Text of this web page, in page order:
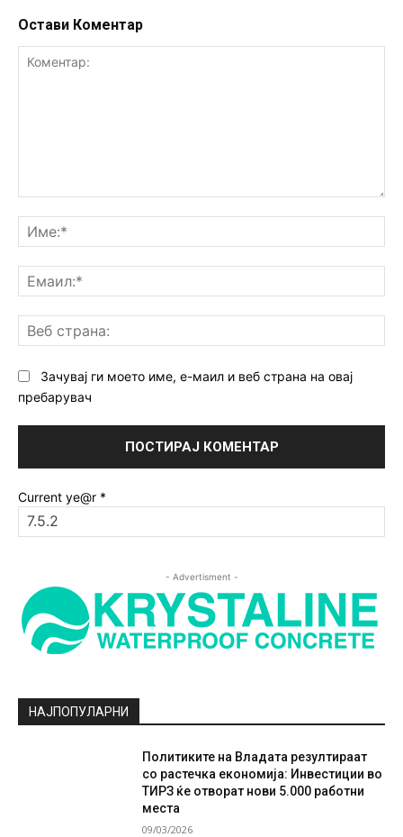
Остави Коментар
Зачувај ги моето име, е-маил и веб страна на овај
пребарувач
Current ye@r *
- Advertisment -
НАЈПОПУЛАРНИ
Политиките на Владата резултираат
со растечка економија: Инвестиции во
ТИРЗ ќе отворат нови 5.000 работни
места
09/03/2026